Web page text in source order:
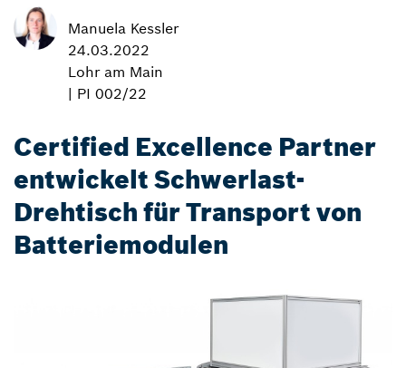
Manuela Kessler
24.03.2022
Lohr am Main
| PI 002/22
Certified Excellence Partner
entwickelt Schwerlast-
Drehtisch für Transport von
Batteriemodulen